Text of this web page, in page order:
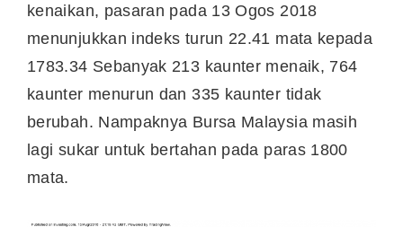
kenaikan, pasaran pada 13 Ogos 2018
menunjukkan indeks turun 22.41 mata kepada
1783.34 Sebanyak 213 kaunter menaik, 764
kaunter menurun dan 335 kaunter tidak
berubah. Nampaknya Bursa Malaysia masih
lagi sukar untuk bertahan pada paras 1800
mata.